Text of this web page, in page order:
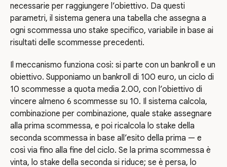
necessarie per raggiungere l’obiettivo. Da questi
parametri, il sistema genera una tabella che assegna a
ogni scommessa uno stake specifico, variabile in base ai
risultati delle scommesse precedenti.
Il meccanismo funziona così: si parte con un bankroll e un
obiettivo. Supponiamo un bankroll di 100 euro, un ciclo di
10 scommesse a quota media 2.00, con l’obiettivo di
vincere almeno 6 scommesse su 10. Il sistema calcola,
combinazione per combinazione, quale stake assegnare
alla prima scommessa, e poi ricalcola lo stake della
seconda scommessa in base all’esito della prima — e
così via fino alla fine del ciclo. Se la prima scommessa è
vinta, lo stake della seconda si riduce; se è persa, lo